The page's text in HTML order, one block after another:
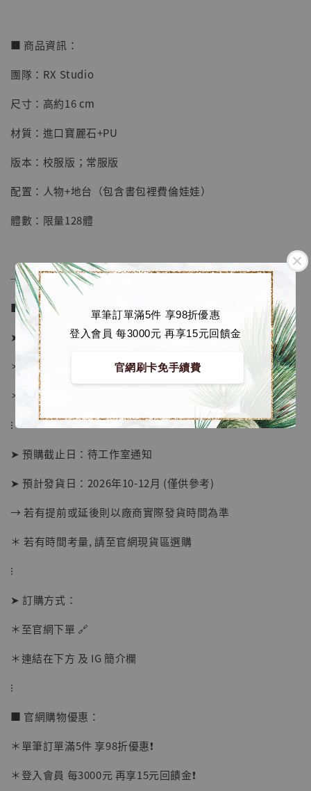
單筆訂單滿5件 享98折優惠
登入會員 每3000元 再享15元回饋金
官網刷卡免手續費
【店內現貨】七龍珠 系列蒐藏雕像 悟空 鳥山
明紀念款 [奇蹟工作室]
NT$ 5,580
【店內現貨】海賊王 系列蒐藏雕像 布魯克達
NT$ 1,870
■ 商品資訊：
團隊：RX Studio
尺寸：高約16 cm
材質：進口寶麗石+PU
版本：校服版；常服版
配置：人物+地台（包含書包裡費倫娃娃）
體數：限量128體
──────────────
■ 販售資訊 (Price in TWD)：
➤ 價格 2680元 (訂金1380)
＊ 國際運費另計
＊ 刷卡免手續費
⁝
➤ 預購截止日：待工作室通知
➤ 預計發貨日：2026年10-12月 (僅供參考)
→ 若有提前或延後則以廠商實際發貨時間為準
＊ 若有時間考量, 請至官網現貨區選購
⁝
➤ 訂購方式：
＊至官網下單 🔗
＊連結在下方 及 IG 簡介欄
⁝
■ 官網購物優惠：
＊單筆訂單滿5件 享98折優惠❗️
＊登入會員 每3000元 再享15元回饋金❗️